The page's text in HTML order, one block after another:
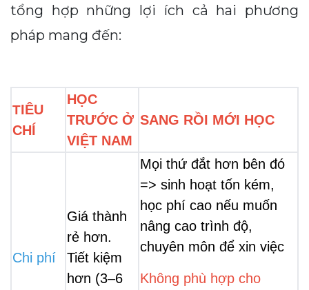
tổng hợp những lợi ích cả hai phương
pháp mang đến:
TIÊU
CHÍ
HỌC
TRƯỚC Ở
VIỆT NAM
SANG RỒI MỚI HỌC
Chi phí
Giá thành
rẻ hơn.
Tiết kiệm
hơn (3–6
Mọi thứ đắt hơn bên đó
=> sinh hoạt tốn kém,
học phí cao nếu muốn
nâng cao trình độ,
chuyên môn để xin việc
Không phù hợp cho